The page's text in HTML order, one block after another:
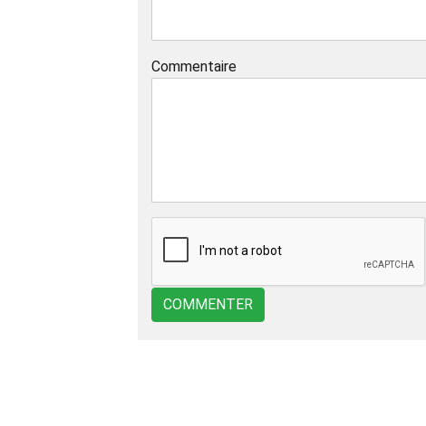
Commentaire
COMMENTER